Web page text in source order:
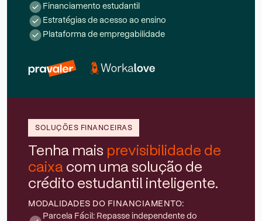
Financiamento estudantil
Estratégias de acesso ao ensino
Plataforma de empregabilidade
SOLUÇÕES FINANCEIRAS
Tenha mais previsibilidade de
caixa com uma solução de
crédito estudantil inteligente.
MODALIDADES DO FINANCIAMENTO:
Parcela Fácil: Repasse independente do